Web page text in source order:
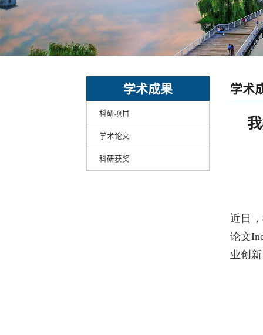
学术成果
科研项目
学术论文
科研获奖
学术
近日
论文
业创